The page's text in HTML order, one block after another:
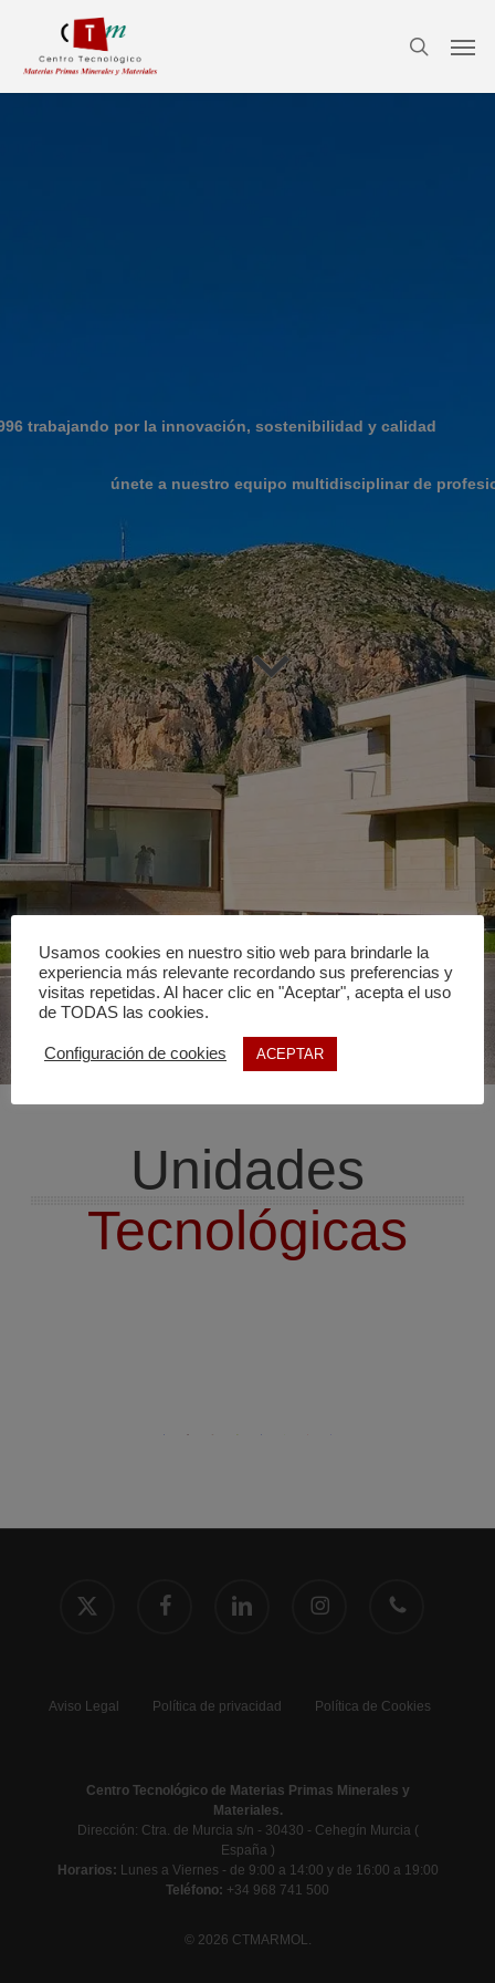
main
search
únete a nuestro equipo multidisciplinar de
trabajando por la innovación, sostenibilidad y calidad
Unidades
Tecnológicas
twitter
Aviso Legal Política de privacidad Política de Cookies
Centro Tecnológico de Materias Primas Minerales y
Materiales.
Dirección: Ctra. de Murcia s/n - 30430 - Cehegín Murcia (
España )
Horarios: Lunes a Viernes - de 9:00 a 14:00 y de 16:00 a 19:00
Teléfono: +34 968 741 500
© 2026 CTMARMOL.
Usamos cookies en nuestro sitio web para brindarle la
experiencia más relevante recordando sus preferencias y
visitas repetidas. Al hacer clic en "Aceptar", acepta el uso
de TODAS las cookies.
Configuración de cookies ACEPTAR